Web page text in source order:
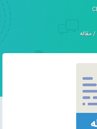
/مقاله